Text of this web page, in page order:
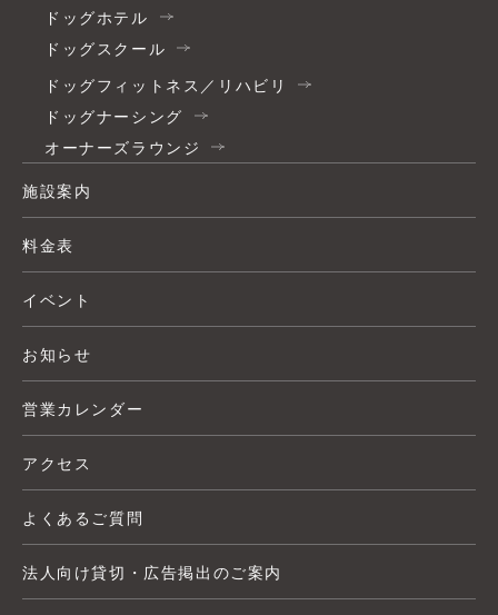
ドッグホテル
ドッグスクール
ドッグフィットネス／リハビリ
ドッグナーシング
オーナーズラウンジ
施設案内
料金表
イベント
お知らせ
営業カレンダー
アクセス
よくあるご質問
法人向け貸切・広告掲出のご案内